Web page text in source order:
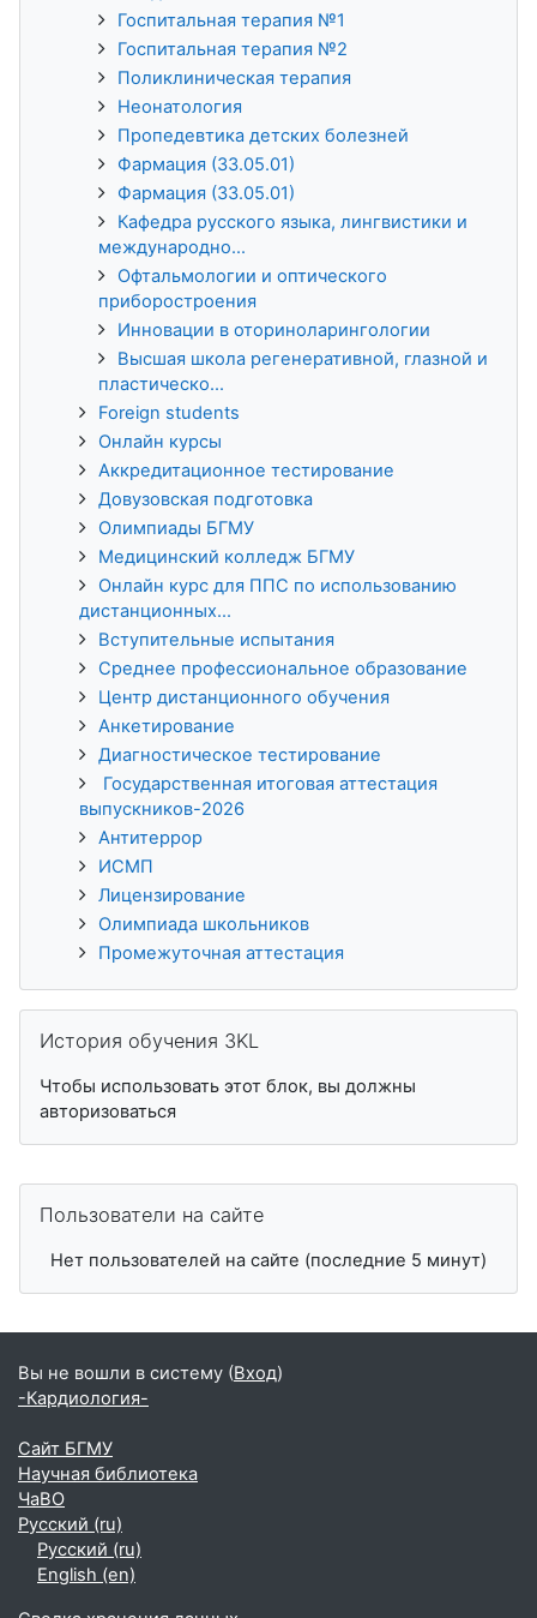
Госпитальная терапия №1
Госпитальная терапия №2
Поликлиническая терапия
Неонатология
Пропедевтика детских болезней
Фармация (33.05.01)
Фармация (33.05.01)
Кафедра русского языка, лингвистики и
международно...
Офтальмологии и оптического
приборостроения
Инновации в оториноларингологии
Высшая школа регенеративной, глазной и
пластическо...
Foreign students
Онлайн курсы
Аккредитационное тестирование
Довузовская подготовка
Олимпиады БГМУ
Медицинский колледж БГМУ
Онлайн курс для ППС по использованию
дистанционных...
Вступительные испытания
Среднее профессиональное образование
Центр дистанционного обучения
Анкетирование
Диагностическое тестирование
Государственная итоговая аттестация
выпускников-2026
Антитеррор
ИСМП
Лицензирование
Олимпиада школьников
Промежуточная аттестация
История обучения 3KL
Чтобы использовать этот блок, вы должны
авторизоваться
Пользователи на сайте
Нет пользователей на сайте (последние 5 минут)
Вы не вошли в систему (Вход)
-Кардиология-
Сайт БГМУ
Научная библиотека
ЧаВО
Русский ‎(ru)‎
Русский ‎(ru)‎
English ‎(en)‎